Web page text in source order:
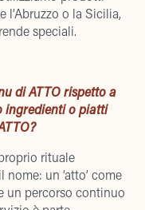
l’Abruzzo o la Sicilia,
speciali.
di ATTO rispetto a
ingredienti o piatti
rituale
un ‘atto’ come
un percorso continuo